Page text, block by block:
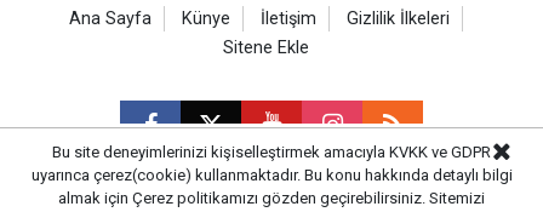
Ana Sayfa Künye İletişim
Gizlilik İlkeleri
Sitene Ekle
Bu site deneyimlerinizi kişiselleştirmek amacıyla KVKK ve GDPR
uyarınca çerez(cookie) kullanmaktadır. Bu konu hakkında detaylı bilgi
almak için Çerez politikamızı gözden geçirebilirsiniz. Sitemizi